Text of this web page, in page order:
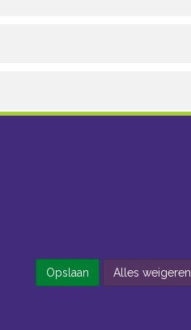
Opslaan Alles weigeren